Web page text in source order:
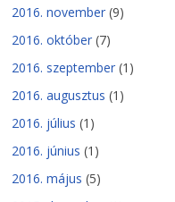
2016. november (9)
2016. október (7)
2016. szeptember (1)
2016. augusztus (1)
2016. július (1)
2016. június (1)
2016. május (5)